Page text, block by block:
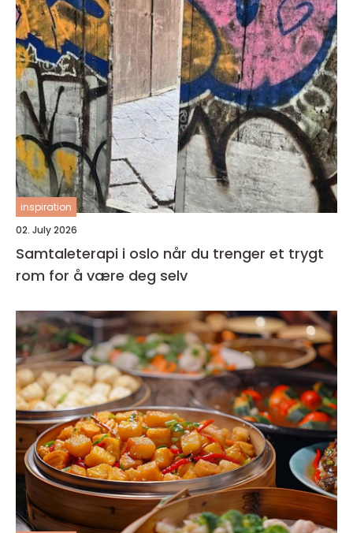
inspiration
02. July 2026
Samtaleterapi i oslo når du trenger et trygt
rom for å være deg selv